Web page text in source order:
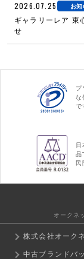
2026.07.25 お知
ギャラリーレア 東
せ
プ
な
で
日
品
民
オークネ
株式会社オーク
中古ブランドバ